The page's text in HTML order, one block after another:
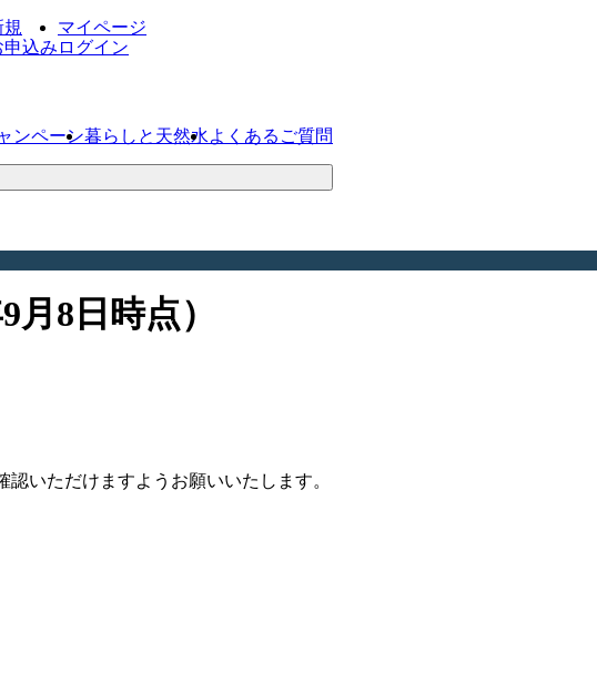
ンペーン暮らしと天然水よくあるご質問
規
申込み
マイページ
ログイン
8日時点）
いただけますようお願いいたします。